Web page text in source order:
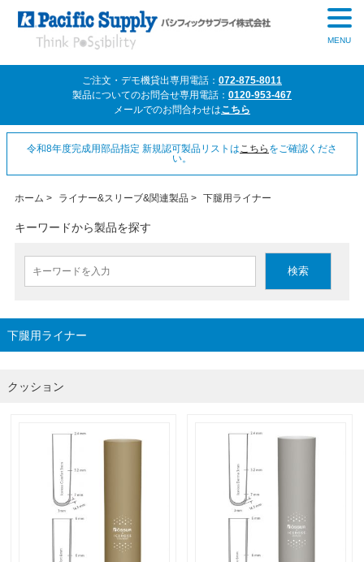
MENU
ご注文・デモ機貸出専用電話： 072-875-8011
製品についてのお問合せ専用電話： 0120-953-467
メールでのお問合わせはこちら
令和8年度完成用部品指定 新規認可製品リストはこちら をご確認くださ
い。
ホーム > ライナー&スリーブ&関連製品 > 下腿用ライナー
キーワードから製品を探す
下腿用ライナー
クッション